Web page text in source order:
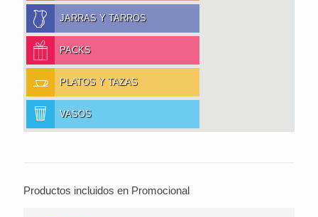
JARRAS Y TARROS
PACKS
PLATOS Y TAZAS
VASOS
Productos incluidos en Promocional